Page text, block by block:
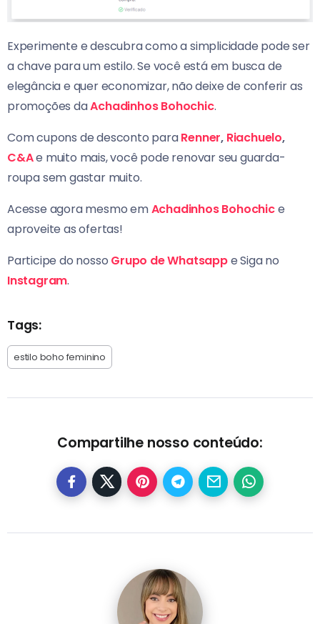
Experimente e descubra como a simplicidade pode ser
a chave para um estilo. Se você está em busca de
elegância e quer economizar, não deixe de conferir as
promoções daAchadinhos Bohochic.
Com cupons de desconto paraRenner, Riachuelo,
C&Ae muito mais, você pode renovar seu guarda-
roupa sem gastar muito.
Acesse agora mesmo emAchadinhos Bohochice
aproveite as ofertas!
Participe do nosso Grupo de Whatsappe Siga no
Instagram.
Tags:
estilo boho feminino
Compartilhe nosso conteúdo: